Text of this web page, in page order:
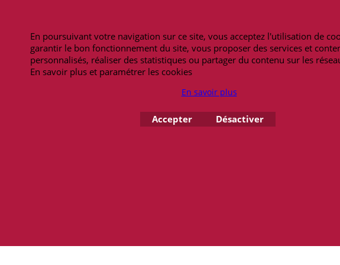
Téléphone : 09 62 14 69 09
Maneki-neko.fr
Bracelet-
En poursuivant votre navigation sur ce site, vous acceptez l'utilisation de
garantir le bon fonctionnement du site, vous proposer des services et
personnalisés, réaliser des statistiques ou partager du contenu sur les
En savoir plus et paramétrer les cookies
En savoir plus
Accepter Désactiver